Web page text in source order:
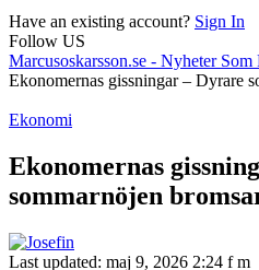
Have an existing account? Sign In
Follow US
Marcusoskarsson.se - Nyheter Som
Ekonomernas gissningar – Dyrare
Ekonomi
Ekonomernas
sommarnöjen
Last updated: maj 9, 2026 2:24 f m